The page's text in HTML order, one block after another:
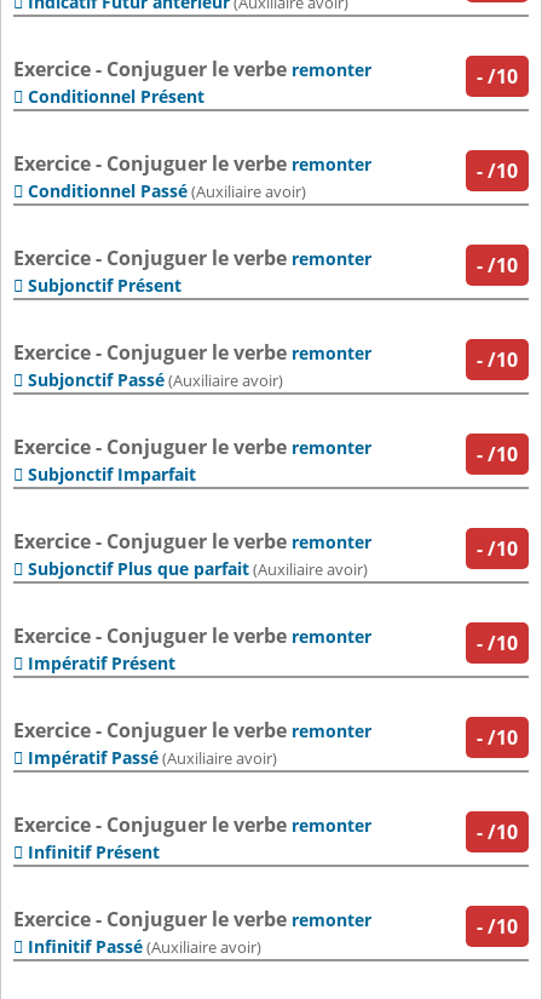
-/10
Exercice - Conjuguer le verbe remonter
 Conditionnel Présent
-/10
Exercice - Conjuguer le verbe remonter
 Conditionnel Passé(Auxiliaire avoir)
-/10
Exercice - Conjuguer le verbe remonter
 Subjonctif Présent
-/10
Exercice - Conjuguer le verbe remonter
 Subjonctif Passé(Auxiliaire avoir)
-/10
Exercice - Conjuguer le verbe remonter
 Subjonctif Imparfait
-/10
Exercice - Conjuguer le verbe remonter
 Subjonctif Plus que parfait(Auxiliaire avoir)
-/10
Exercice - Conjuguer le verbe remonter
 Impératif Présent
-/10
Exercice - Conjuguer le verbe remonter
 Impératif Passé(Auxiliaire avoir)
-/10
Exercice - Conjuguer le verbe remonter
 Infinitif Présent
-/10
Exercice - Conjuguer le verbe remonter
 Infinitif Passé(Auxiliaire avoir)